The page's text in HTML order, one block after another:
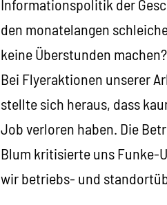
Informationspolitik der
den monatelangen
keine Überstunden machen?
Bei Flyeraktionen unserer
stellte sich heraus, dass
Job verloren haben. Die
Blum kritisierte uns Funke-
wir betriebs- und